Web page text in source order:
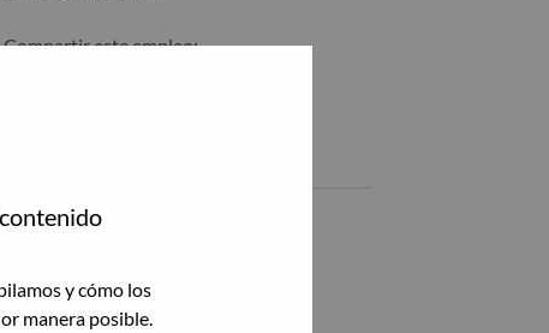
y cómo los
manera posible.
Compartir este empleo:
Ver todas